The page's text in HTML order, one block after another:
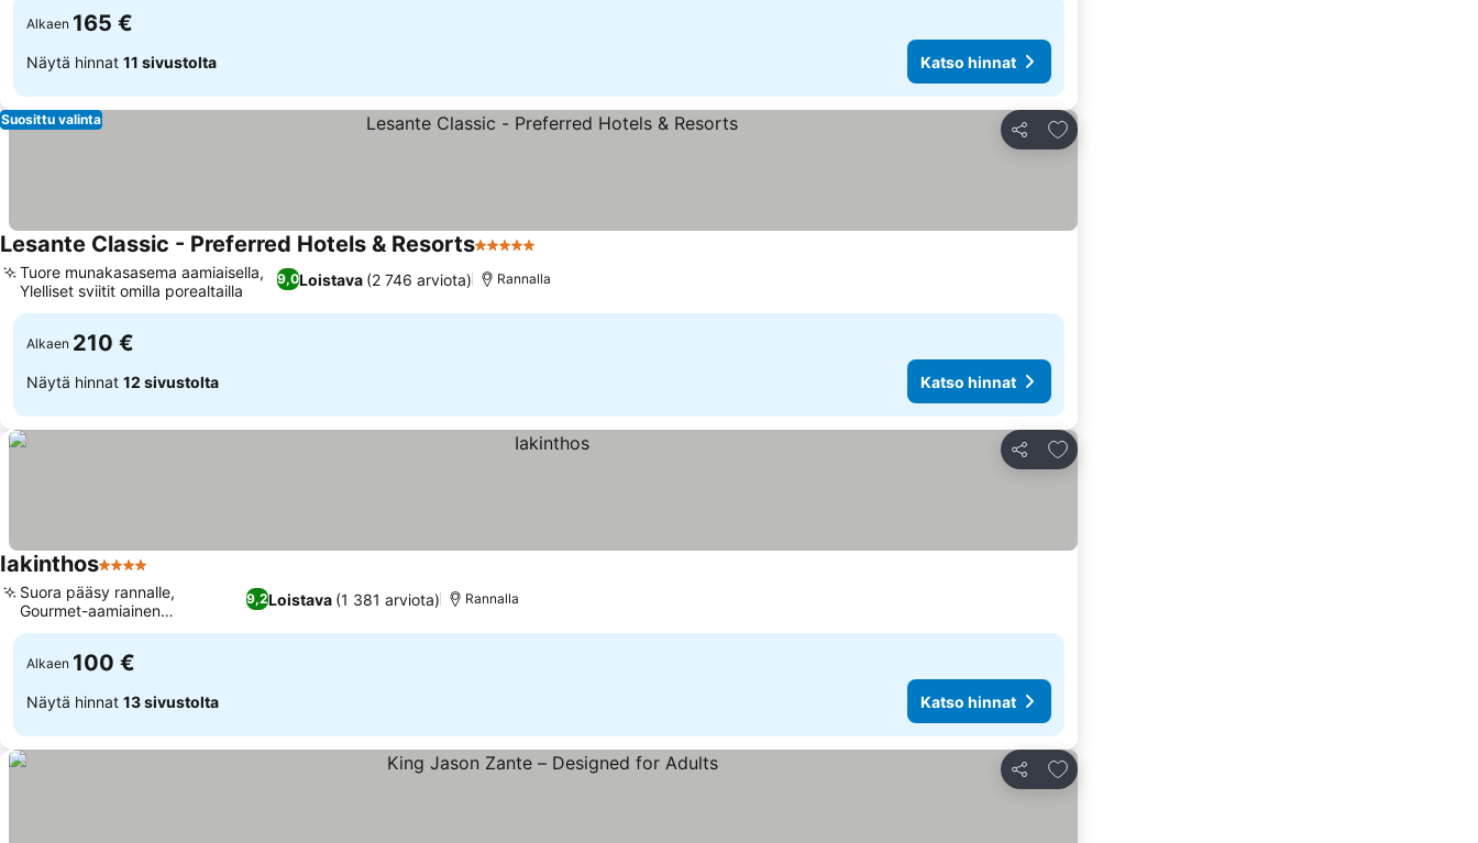
Alkaen 165 €
Näytä hinnat 11 sivustolta Katso hinnat
Jaa
Lisää suosikkeihin
Suosittu valinta
Lesante Classic - Preferred Hotels & Resorts5 Tähtiluokitus
9,0Loistava (2 746 arviota)
Tuore munakasasema aamiaisella,
Ylelliset sviitit omilla porealtailla
Rannalla
Alkaen 210 €
Näytä hinnat 12 sivustolta Katso hinnat
Jaa
Lisää suosikkeihin
Iakinthos4 Tähtiluokitus
9,2Loistava (1 381 arviota)
Suora pääsy rannalle,
Gourmet-aamiainen
tuoremehulla
Rannalla
Alkaen 100 €
Näytä hinnat 13 sivustolta Katso hinnat
Jaa
Lisää suosikkeihin